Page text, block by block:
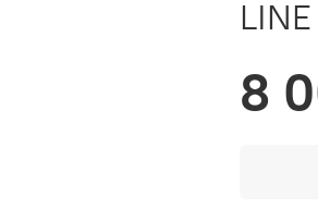
LINE
8